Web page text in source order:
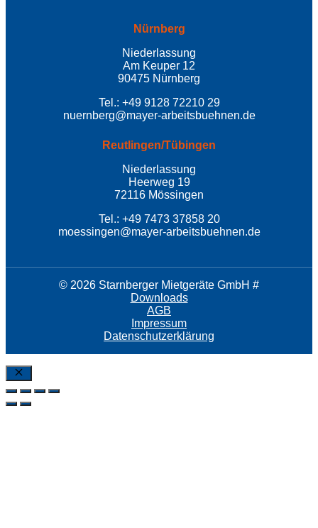
Nürnberg
Niederlassung
Am Keuper 12
90475 Nürnberg
Tel.: +49 9128 72210 29
nuernberg@mayer-arbeitsbuehnen.de
Reutlingen/Tübingen
Niederlassung
Heerweg 19
72116 Mössingen
Tel.: +49 7473 37858 20
moessingen@mayer-arbeitsbuehnen.de
© 2026 Starnberger Mietgeräte GmbH #
Downloads
AGB
Impressum
Datenschutzerklärung
SchlieÃŸen